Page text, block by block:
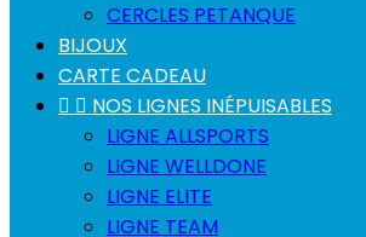
CERCLES PETANQUE
BIJOUX
CARTE CADEAU
  NOS LIGNES INÉPUISABLES
LIGNE ALLSPORTS
LIGNE WELLDONE
LIGNE ELITE
LIGNE TEAM